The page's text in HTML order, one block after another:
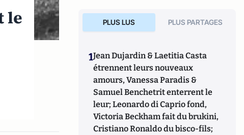
le PLUS LUS PLUS PARTAGES
1Jean Dujardin & Laetitia Casta
étrennent leurs nouveaux
amours, Vanessa Paradis &
Samuel Benchetrit enterrent le
leur; Leonardo di Caprio fond,
Victoria Beckham fait du brukini,
Cristiano Ronaldo du bisco-fils;